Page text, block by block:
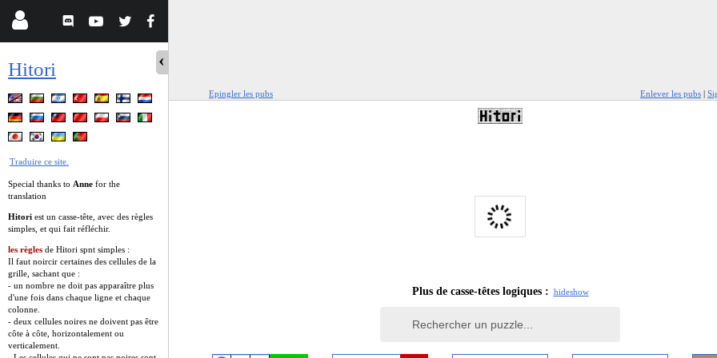
Hitori
Traduire ce site.
Special thanks to Anne for the
translation
Hitori est un casse-tête, avec des règles
simples, et qui fait réfléchir.
les règles de Hitori spnt simples :
Il faut noircir certaines des cellules de la
grille, sachant que :
- un nombre ne doit pas apparaître plus
d'une fois dans chaque ligne et chaque
colonne.
- deux cellules noires ne doivent pas être
côte à côte, horizontalement ou
verticalement.
Epingler les pubs Enlever les pubs |
Plus de casse-têtes logiques : hideshow